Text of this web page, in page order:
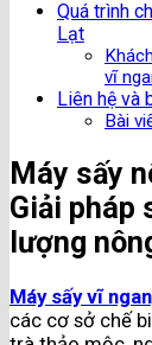
Quá trình
Lạt
vĩ
Liên hệ và
Bài
Máy sấy
Giải pháp
lượng
Máy sấy vĩ
các cơ sở chế